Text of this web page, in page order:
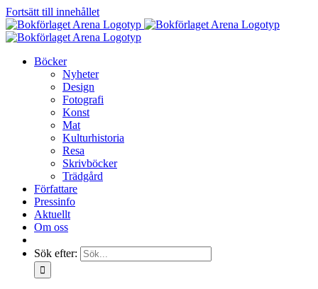
Fortsätt till innehållet
Böcker
Nyheter
Design
Fotografi
Konst
Mat
Kulturhistoria
Resa
Skrivböcker
Trädgård
Författare
Pressinfo
Aktuellt
Om oss
Sök efter: